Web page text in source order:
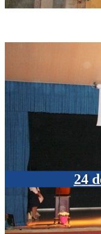
24